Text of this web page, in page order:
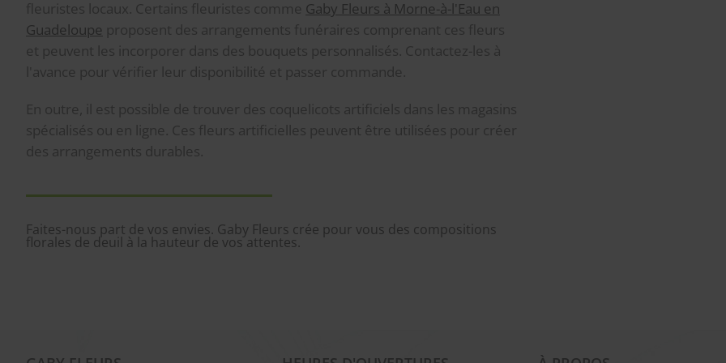
fleuristes locaux. Certains fleuristes comme Gaby Fleurs à Morne-à-l'Eau en
Guadeloupe proposent des arrangements funéraires comprenant ces fleurs
et peuvent les incorporer dans des bouquets personnalisés. Contactez-les à
l'avance pour vérifier leur disponibilité et passer commande.
En outre, il est possible de trouver des coquelicots artificiels dans les magasins
spécialisés ou en ligne. Ces fleurs artificielles peuvent être utilisées pour créer
des arrangements durables.
Faites-nous part de vos envies. Gaby Fleurs crée pour vous des compositions
florales de deuil à la hauteur de vos attentes.